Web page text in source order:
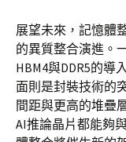
展望未來，記憶體
的異質整合演進。
HBM4與DDR5的導
面則是封裝技術的
間距與更高的堆疊
AI推論晶片都能夠